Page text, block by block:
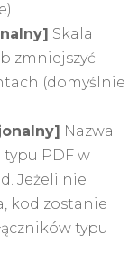
Skala
zmniejszyć
(domyślnie
Nazwa
typu PDF w
Jeżeli nie
kod zostanie
typu